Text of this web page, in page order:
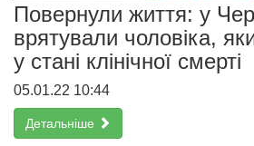
Повернули життя: у
врятували чоловіка,
у стані клінічної смерті
05.01.22 10:44
Детальніше